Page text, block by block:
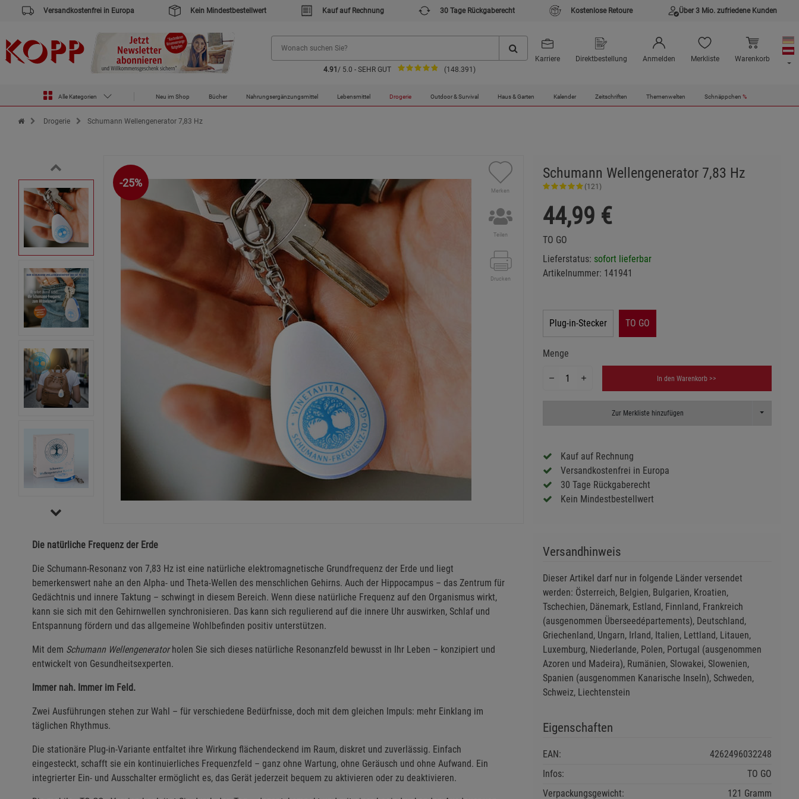
Versandkostenfrei in Europa Kein Mindestbestellwert Kauf auf Rechnung 30 Tage Rückgaberecht Kostenlose Retoure Über 3 Mio. zufriedene Kunden
4.91 / 5.0 - SEHR GUT (148.391)
Karriere Direktbestellung Anmelden Merkliste Warenkorb
Alle Kategorien Neu im Shop Bücher Nahrungsergänzungsmittel Lebensmittel Drogerie Outdoor & Survival Haus & Garten Kalender Zeitschriften Themenwelten Schnäppchen %
Zur Startseite des Kopp Verlag Online-Shop
Drogerie Schumann Wellengenerator 7,83 Hz
-25%
Merken
Teilen
Drucken
Schumann Wellengenerator 7,83 Hz
(121)
44,99 €
TO GO
Lieferstatus: sofort lieferbar
Artikelnummer: 141941
Plug-in-Stecker TO GO
Menge
In den Warenkorb >>
Zur Merkliste hinzufügen Toggle
Kauf auf Rechnung
Versandkostenfrei in Europa
30 Tage Rückgaberecht
Kein Mindestbestellwert
Die natürliche Frequenz der Erde
Die Schumann-Resonanz von 7,83 Hz ist eine natürliche elektromagnetische Grundfrequenz der Erde und liegt
bemerkenswert nahe an den Alpha- und Theta-Wellen des menschlichen Gehirns. Auch der Hippocampus – das Zentrum für
Gedächtnis und innere Taktung – schwingt in diesem Bereich. Wenn diese natürliche Frequenz auf den Organismus wirkt,
kann sie sich mit den Gehirnwellen synchronisieren. Das kann sich regulierend auf die innere Uhr auswirken, Schlaf und
Entspannung fördern und das allgemeine Wohlbefinden positiv unterstützen.
Mit dem Schumann Wellengeneratorholen Sie sich dieses natürliche Resonanzfeld bewusst in Ihr Leben – konzipiert und
entwickelt von Gesundheitsexperten.
Immer nah. Immer im Feld.
Zwei Ausführungen stehen zur Wahl – für verschiedene Bedürfnisse, doch mit dem gleichen Impuls: mehr Einklang im
täglichen Rhythmus.
Die stationäre Plug-in-Variante entfaltet ihre Wirkung flächendeckend im Raum, diskret und zuverlässig. Einfach
eingesteckt, schafft sie ein kontinuierliches Frequenzfeld – ganz ohne Wartung, ohne Geräusch und ohne Aufwand. Ein
integrierter Ein- und Ausschalter ermöglicht es, das Gerät jederzeit bequem zu aktivieren oder zu deaktivieren.
Versandhinweis
Dieser Artikel darf nur in folgende Länder versendet
werden: Österreich, Belgien, Bulgarien, Kroatien,
Tschechien, Dänemark, Estland, Finnland, Frankreich
(ausgenommen Überseedépartements), Deutschland,
Griechenland, Ungarn, Irland, Italien, Lettland, Litauen,
Luxemburg, Niederlande, Polen, Portugal (ausgenommen
Azoren und Madeira), Rumänien, Slowakei, Slowenien,
Spanien (ausgenommen Kanarische Inseln), Schweden,
Schweiz, Liechtenstein
Eigenschaften
EAN:
4262496032248
Infos:
TO GO
Verpackungsgewicht:
121 Gramm